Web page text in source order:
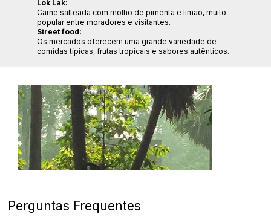
Lok Lak:
Carne salteada com molho de pimenta e limão, muito
popular entre moradores e visitantes.
Street food:
Os mercados oferecem uma grande variedade de
comidas típicas, frutas tropicais e sabores autênticos.
Perguntas Frequentes